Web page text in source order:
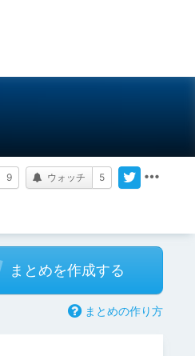
9 ウォッチ 5
まとめを作成する
まとめの作り方